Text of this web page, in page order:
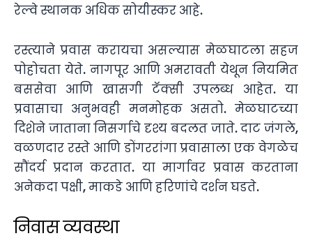
रेल्वे स्थानक अधिक सोयीस्कर आहे.
रस्त्याने प्रवास करायचा असल्यास मेळघाटला सहज
पोहोचता येते. नागपूर आणि अमरावती येथून नियमित
बससेवा आणि खासगी टॅक्सी उपलब्ध आहेत. या
प्रवासाचा अनुभवही मनमोहक असतो. मेळघाटच्या
दिशेने जाताना निसर्गाचे दृश्य बदलत जाते. दाट जंगले,
वळणदार रस्ते आणि डोंगररांगा प्रवासाला एक वेगळेच
सौंदर्य प्रदान करतात. या मार्गावर प्रवास करताना
अनेकदा पक्षी, माकडे आणि हरिणांचे दर्शन घडते.
निवास व्यवस्था